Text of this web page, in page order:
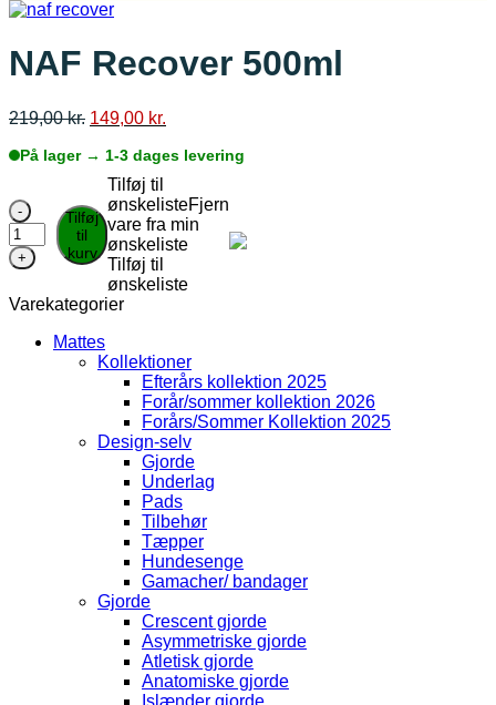
NAF Recover 500ml
219,00kr. Den
pris
var:
219,00 kr..
149,00 kr.
pris
149,00 kr..
På lager → 1-3 dages levering
NAF
Recover
500ml
antal
Tilføj
til
kurv
Tilføj til
ønskelisteFjern
vare fra min
ønskeliste
Tilføj til
ønskeliste
Varekategorier
Mattes
Kollektioner
Efterårs kollektion 2025
Forår/sommer kollektion 2026
Forårs/Sommer Kollektion 2025
Design-selv
Gjorde
Underlag
Pads
Tilbehør
Tæpper
Hundesenge
Gamacher/ bandager
Gjorde
Crescent gjorde
Asymmetriske gjorde
Atletisk gjorde
Anatomiske gjorde
Islænder gjorde